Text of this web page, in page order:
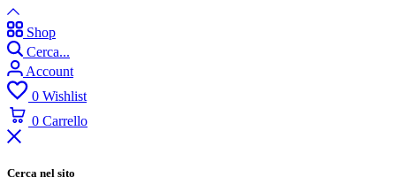
Shop
Cerca...
Account
0 Wishlist
0 Carrello
Cerca nel sito